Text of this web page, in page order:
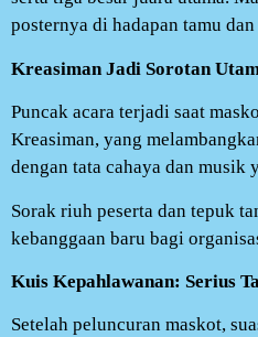
posternya di hadapan tamu
Kreasiman Jadi Sorotan
Puncak acara terjadi saat
Kreasiman, yang
dengan tata cahaya dan musik
Sorak riuh peserta dan tepuk
kebanggaan baru bagi
Kuis Kepahlawanan: Serius
Setelah peluncuran maskot,